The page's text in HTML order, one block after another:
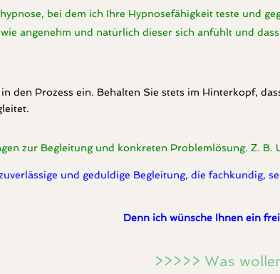
bei dem ich Ihre Hypnosefähigkeit teste und
angenehm und natürlich dieser sich anfühlt und
den Prozess ein. Behalten Sie stets im Hinterkopf,
zur Begleitung und konkreten Problemlösung. Z. B.
und geduldige Begleitung, die fachkundig,
Denn ich wünsche Ihnen ein
>>>>> Was